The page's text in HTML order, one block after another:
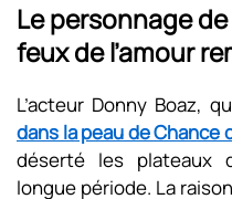
Lepersonnage de
feux de l’amour
L’acteur Donny Boaz,
dans la peau de Chance
déserté les plateaux
longue période. La